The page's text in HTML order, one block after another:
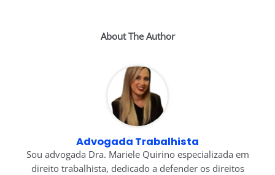
About The Author
Advogada Trabalhista
Sou advogada Dra. Mariele Quirino especializada em
direito trabalhista, dedicado a defender os direitos